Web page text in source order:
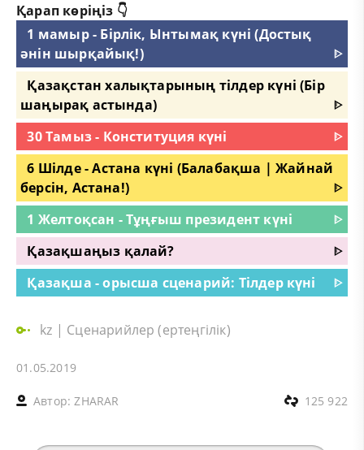
Қарап көріңіз 👇
1 мамыр - Бірлік, Ынтымақ күні (Достық
әнін шырқайық!)
ᐈ
Қазақстан халықтарының тілдер күні (Бір
шаңырақ астында)
ᐈ
30 Тамыз - Конституция күні
ᐈ
6 Шілде - Астана күні (Балабақша | Жайнай
берсін, Астана!)
ᐈ
1 Желтоқсан - Тұңғыш президент күні
ᐈ
Қазақшаңыз қалай?
ᐈ
Қазақша - орысша сценарий: Тілдер күні
ᐈ
kz | Сценарийлер (ертеңгілік)
01.05.2019
Автор:ZHARAR 125 922